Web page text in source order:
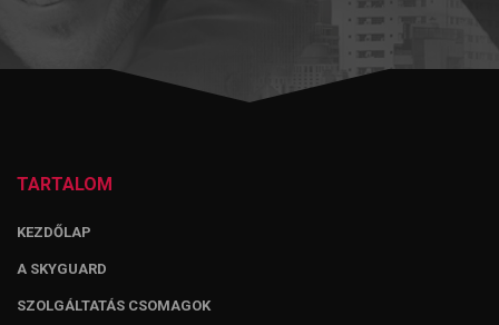
TARTALOM
KEZDŐLAP
A SKYGUARD
SZOLGÁLTATÁS CSOMAGOK